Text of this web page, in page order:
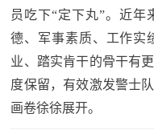
红
色
文
员吃下“定下丸”。近年
德、军事素质、工作实
业、踏实肯干的骨干有
度保留，有效激发警士
画卷徐徐展开。